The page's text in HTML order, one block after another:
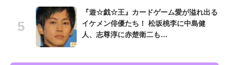
『遊☆戯☆王』カードゲーム愛が溢れ出る
イケメン俳優たち！ 松坂桃李に中島健
人、志尊淳に赤楚衛二も…